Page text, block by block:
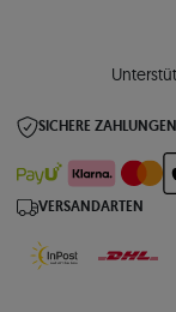
SICHERE ZAHLUNGEN
VERSANDARTEN